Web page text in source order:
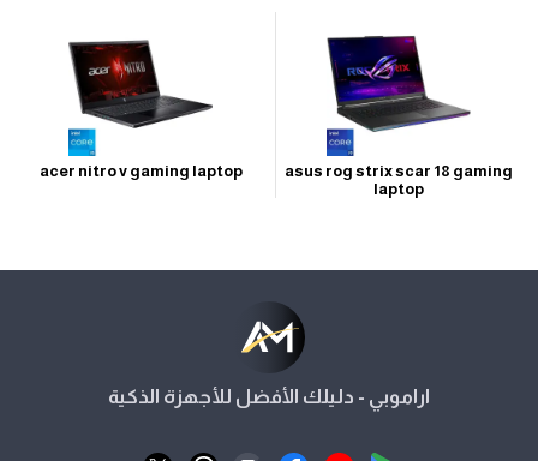
asus rog strix scar 18 gaming
laptop
acer nitro v gaming laptop
اراموبي - دليلك الأفضل للأجهزة الذكية